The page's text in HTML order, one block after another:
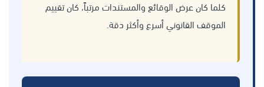
كلما كان عرض الوقائع والمستندات مرتباً، كان تقييم
الموقف القانوني أسرع وأكثر دقة.